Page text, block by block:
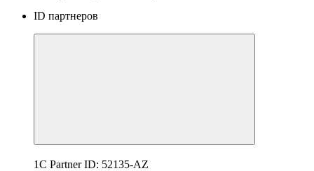
ID партнеров
1C Partner ID: 52135-AZ